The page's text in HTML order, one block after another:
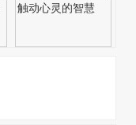
触动心灵的智慧